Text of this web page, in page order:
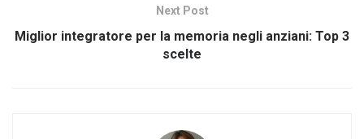
Next Post
Miglior integratore per la memoria negli anziani: Top 3
scelte